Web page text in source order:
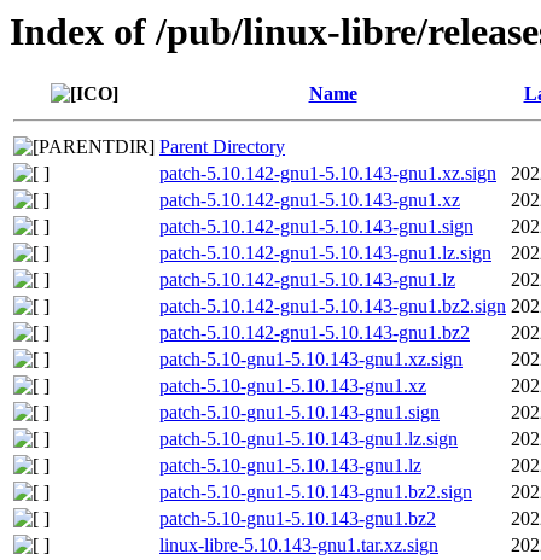
Index of /pub/linux-libre/
Name
Parent Directory
patch-5.10.142-gnu1-5.10.143-gnu1.xz.sign
patch-5.10.142-gnu1-5.10.143-gnu1.xz
patch-5.10.142-gnu1-5.10.143-gnu1.sign
patch-5.10.142-gnu1-5.10.143-gnu1.lz.sign
patch-5.10.142-gnu1-5.10.143-gnu1.lz
patch-5.10.142-gnu1-5.10.143-gnu1.bz2.sign
patch-5.10.142-gnu1-5.10.143-gnu1.bz2
patch-5.10-gnu1-5.10.143-gnu1.xz.sign
patch-5.10-gnu1-5.10.143-gnu1.xz
patch-5.10-gnu1-5.10.143-gnu1.sign
patch-5.10-gnu1-5.10.143-gnu1.lz.sign
patch-5.10-gnu1-5.10.143-gnu1.lz
patch-5.10-gnu1-5.10.143-gnu1.bz2.sign
patch-5.10-gnu1-5.10.143-gnu1.bz2
linux-libre-5.10.143-gnu1.tar.xz.sign